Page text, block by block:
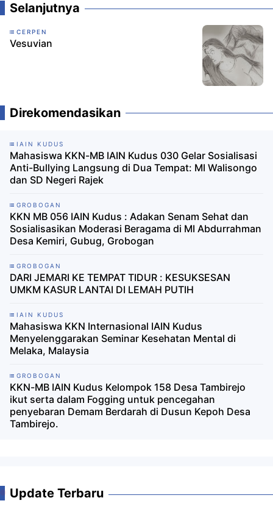
Selanjutnya
CERPEN
Vesuvian
Direkomendasikan
IAIN KUDUS
Mahasiswa KKN-MB IAIN Kudus 030 Gelar Sosialisasi
Anti-Bullying Langsung di Dua Tempat: MI Walisongo
dan SD Negeri Rajek
GROBOGAN
KKN MB 056 IAIN Kudus : Adakan Senam Sehat dan
Sosialisasikan Moderasi Beragama di MI Abdurrahman
Desa Kemiri, Gubug, Grobogan
GROBOGAN
DARI JEMARI KE TEMPAT TIDUR : KESUKSESAN
UMKM KASUR LANTAI DI LEMAH PUTIH
IAIN KUDUS
Mahasiswa KKN Internasional IAIN Kudus
Menyelenggarakan Seminar Kesehatan Mental di
Melaka, Malaysia
GROBOGAN
KKN-MB IAIN Kudus Kelompok 158 Desa Tambirejo
ikut serta dalam Fogging untuk pencegahan
penyebaran Demam Berdarah di Dusun Kepoh Desa
Tambirejo.
Update Terbaru